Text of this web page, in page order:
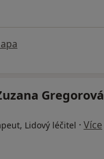
Gregorová
Lidový léčitel · Více